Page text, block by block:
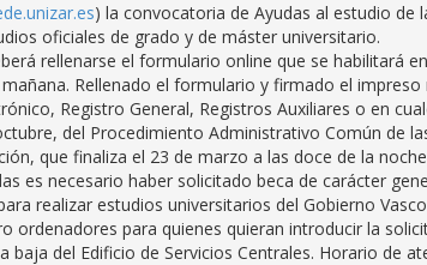
) la convocatoria de Ayudas al estudio de
oficiales de grado y de máster universitario.
rellenarse el formulario online que se habilitará
Rellenado el formulario y firmado el
Registro General, Registros Auxiliares o en
del Procedimiento Administrativo Común de
que finaliza el 23 de marzo a las doce de la
es necesario haber solicitado beca de carácter
realizar estudios universitarios del Gobierno
ordenadores para quienes quieran introducir la
baja del Edificio de Servicios Centrales. Horario de